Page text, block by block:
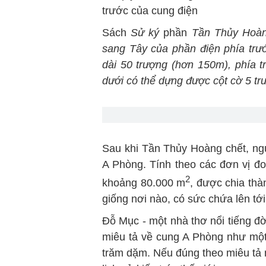
trước của cung điện
SáchSử kýphần Tần Thủy
sang Tây của phần điện phía
dài 50 trượng (hơn 150m), phía
dưới có thể dựng được cột cờ 5
Sau khi Tần Thủy Hoàng chết,
A Phòng. Tính theo các đơn vị
khoảng 80.000 m2, được chia
giống nơi nào, có sức chứa lên
Đỗ Mục - một nhà thơ nổi tiếng
miêu tả về cung A Phòng như
trăm dặm. Nếu đúng theo miêu